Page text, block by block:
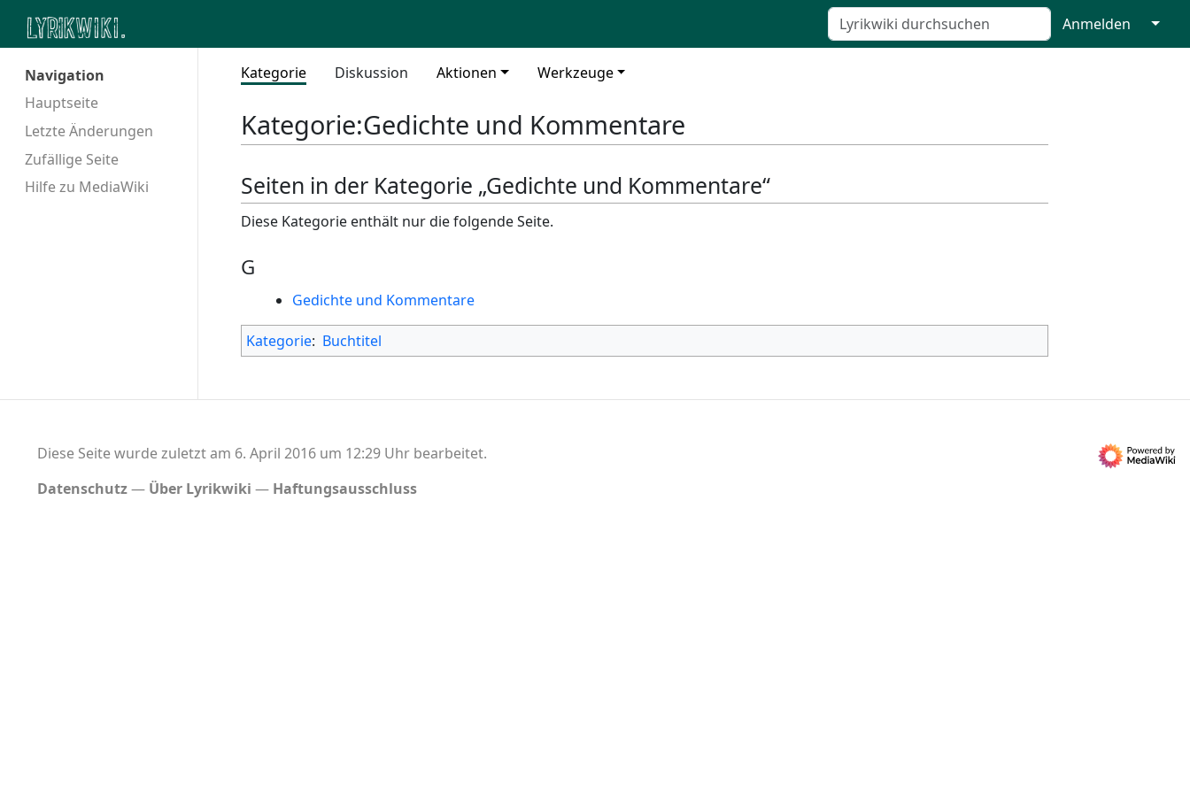
Anmelden ↓
Navigation
Hauptseite
Letzte Änderungen
Zufällige Seite
Hilfe zu MediaWiki
Kategorie Diskussion Aktionen Werkzeuge
Kategorie:Gedichte und Kommentare
Seiten in der Kategorie „Gedichte und Kommentare“
Diese Kategorie enthält nur die folgende Seite.
G
Gedichte und Kommentare
Kategorie: Buchtitel
Diese Seite wurde zuletzt am 6. April 2016 um 12:29 Uhr bearbeitet.
Datenschutz
Über Lyrikwiki Haftungsausschluss